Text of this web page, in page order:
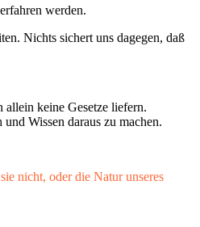
werden.
Nichts sichert uns dagegen, daß
allein keine Gesetze liefern.
Wissen daraus zu machen.
nicht, oder die Natur unseres